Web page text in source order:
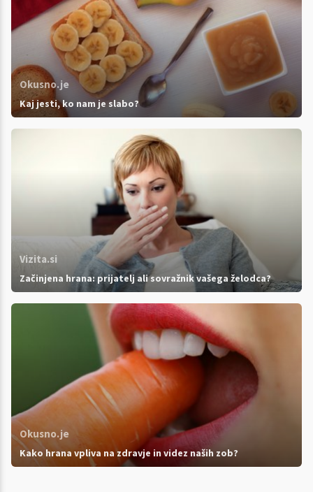
Okusno.je
Kaj jesti, ko nam je slabo?
Vizita.si
Začinjena hrana: prijatelj ali sovražnik vašega želodca?
Okusno.je
Kako hrana vpliva na zdravje in videz naših zob?